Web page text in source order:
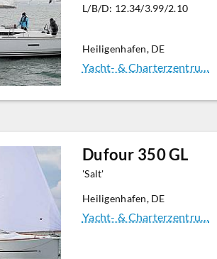
L/B/D: 12.34/3.99/2.10
Heiligenhafen, DE
Yacht- & Charterzentru…
Dufour 350 GL
'Salt'
Heiligenhafen, DE
Yacht- & Charterzentru…